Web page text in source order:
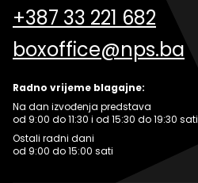
+387 33 221 682
boxoffice@nps.ba
Radno vrijeme blagajne:
Na dan izvođenja predstava
od 9:00 do 11:30 i od 15:30 do 19:30 sati
Ostali radni dani
od 9:00 do 15:00 sati